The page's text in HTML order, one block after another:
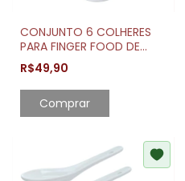
CONJUNTO 6 COLHERES
PARA FINGER FOOD DE
PORCELANA BRANCA
R$49,90
Comprar